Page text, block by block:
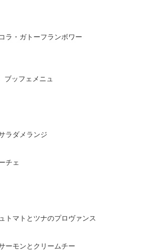
ラ・ガトーフランボワー
ッフェメニュ
ラダメランジ
チェ
トマトとツナのプロヴァンス
ーモンとクリームチー